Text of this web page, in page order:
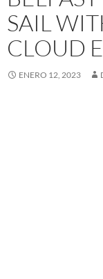
SAIL
CLOUD
ENERO 12, 2023